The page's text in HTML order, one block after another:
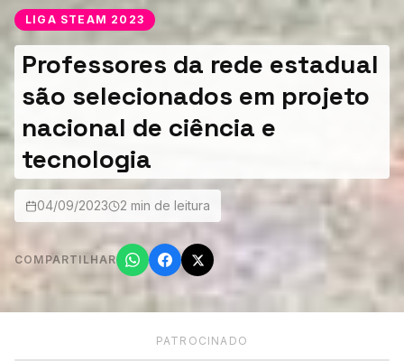
LIGA STEAM 2023
Professores da rede estadual
são selecionados em projeto
nacional de ciência e
tecnologia
04/09/2023 2 min de leitura
COMPARTILHAR
PATROCINADO